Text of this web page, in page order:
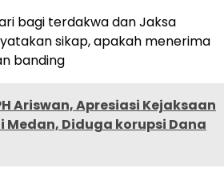
bagi terdakwa dan Jaksa
sikap, apakah menerima
banding
Ariswan, Apresiasi Kejaksaan
Medan, Diduga korupsi Dana